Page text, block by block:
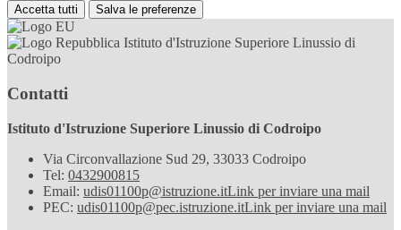
Accetta tutti Salva le preferenze
Istituto d'Istruzione Superiore Linussio di
Codroipo
Contatti
Istituto d'Istruzione Superiore Linussio di Codroipo
Via Circonvallazione Sud 29, 33033 Codroipo
Tel: 0432900815
Email: udis01100p@istruzione.itLink per inviare una mail
PEC: udis01100p@pec.istruzione.itLink per inviare una mail